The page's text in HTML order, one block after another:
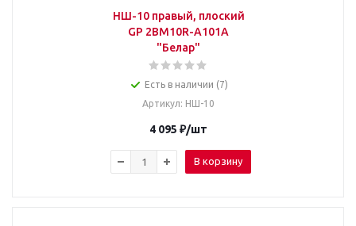
НШ-10 правый, плоский
GP 2BM10R-A101A
"Белар"
Есть в наличии (7)
Артикул: НШ-10
4 095 ₽/шт
В корзину